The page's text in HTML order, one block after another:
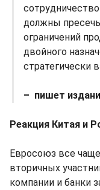
должны
ограничений
двойного
стратегически
– пишет
Реакция Китая и
Евросоюз все
вторичных
компании и банки